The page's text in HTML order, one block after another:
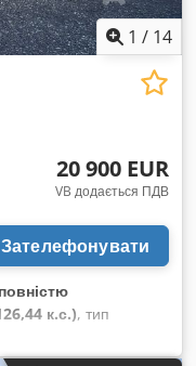
1 / 14
20 900 EUR
VB додається ПДВ
Зателефонувати
повністю
к.с.), тип
маса:12 600 кг,